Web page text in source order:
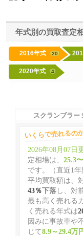
年式別の買取査定
2016年式 20
2020年式 4
スクランブラー
いくらで売れるの
2026年08月07日
定相場は、 25.3
です。（直近1年
平均買取額は、
43％下落し、対
最も高く売れる
く売れる年式は
因みに事故車や
じて8.9～29.4万